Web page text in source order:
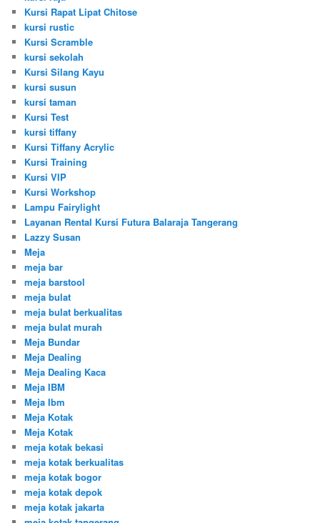
Kursi Rapat Lipat Chitose
kursi rustic
Kursi Scramble
kursi sekolah
Kursi Silang Kayu
kursi susun
kursi taman
Kursi Test
kursi tiffany
Kursi Tiffany Acrylic
Kursi Training
Kursi VIP
Kursi Workshop
Lampu Fairylight
Layanan Rental Kursi Futura Balaraja Tangerang
Lazzy Susan
Meja
meja bar
meja barstool
meja bulat
meja bulat berkualitas
meja bulat murah
Meja Bundar
Meja Dealing
Meja Dealing Kaca
Meja IBM
Meja Ibm
Meja Kotak
Meja Kotak
meja kotak bekasi
meja kotak berkualitas
meja kotak bogor
meja kotak depok
meja kotak jakarta